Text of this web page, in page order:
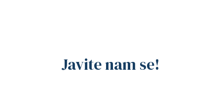
Javite nam se!